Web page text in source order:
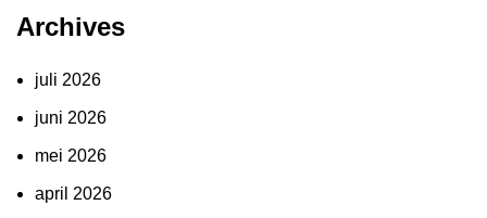
Archives
juli 2026
juni 2026
mei 2026
april 2026